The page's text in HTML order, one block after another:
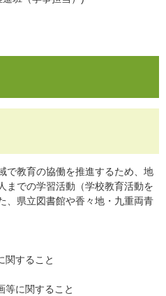
で教育の協働を推進するため、地
までの学習活動（学校教育活動を
、県立図書館や香々地・九重両青
関すること
等に関すること